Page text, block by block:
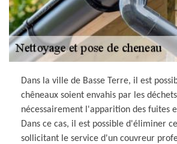
Dans la ville de Basse Terre, il est
chêneaux soient envahis par les
nécessairement l'apparition des fuites
Dans ce cas, il est possible d'éliminer
sollicitant le service d'un couvreur